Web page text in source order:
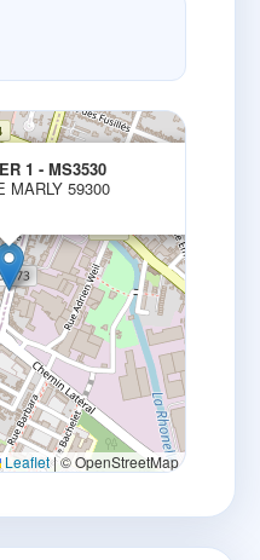
1 - MS3530
MARLY 59300
Leaflet|© OpenStreetMap